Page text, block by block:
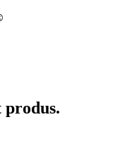
produs.